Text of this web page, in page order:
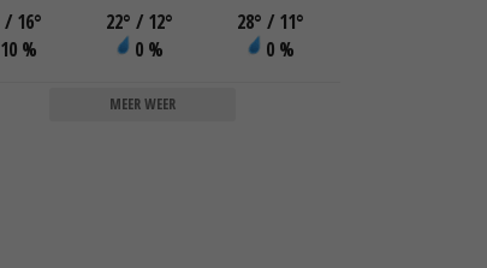
/ 16°
10 %
22° / 12°
0 %
28° / 11°
0 %
MEER WEER